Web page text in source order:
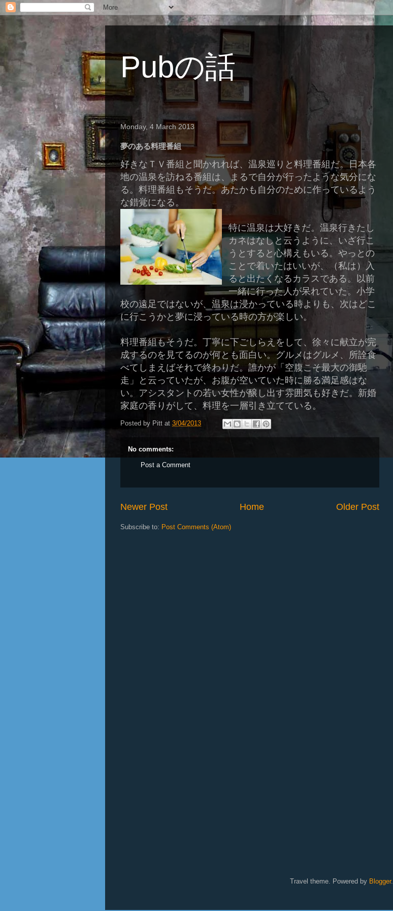
Pubの話
Monday, 4 March 2013
夢のある料理番組
好きなＴＶ番組と聞かれれば、温泉巡りと料理番組だ。日本各
地の温泉を訪ねる番組は、まるで自分が行ったような気分にな
る。料理番組もそうだ。あたかも自分のために作っているよう
な錯覚になる。
特に温泉は大好きだ。温泉行きたし
カネはなしと云うように、いざ行こ
うとすると心構えもいる。やっとの
ことで着いたはいいが、（私は）入
ると出たくなるカラスである。以前
一緒に行った人が呆れていた。小学
校の遠足ではないが、温泉は浸かっている時よりも、次はどこ
に行こうかと夢に浸っている時の方が楽しい。
料理番組もそうだ。丁寧に下ごしらえをして、徐々に献立が完
成するのを見てるのが何とも面白い。グルメはグルメ、所詮食
べてしまえばそれで終わりだ。誰かが「空腹こそ最大の御馳
走」と云っていたが、お腹が空いていた時に勝る満足感はな
い。アシスタントの若い女性が醸し出す雰囲気も好きだ。新婚
家庭の香りがして、料理を一層引き立てている。
Posted by Pitt at 3/04/2013
No comments:
Post a Comment
Newer Post Older Post
Home
Subscribe to: Post Comments (Atom)
Travel theme. Powered by Blogger.